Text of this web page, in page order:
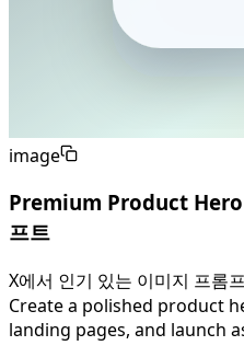
image
Premium Product
프트
X에서 인기 있는 이미지 프롬
Create a polished product
landing pages, and launch